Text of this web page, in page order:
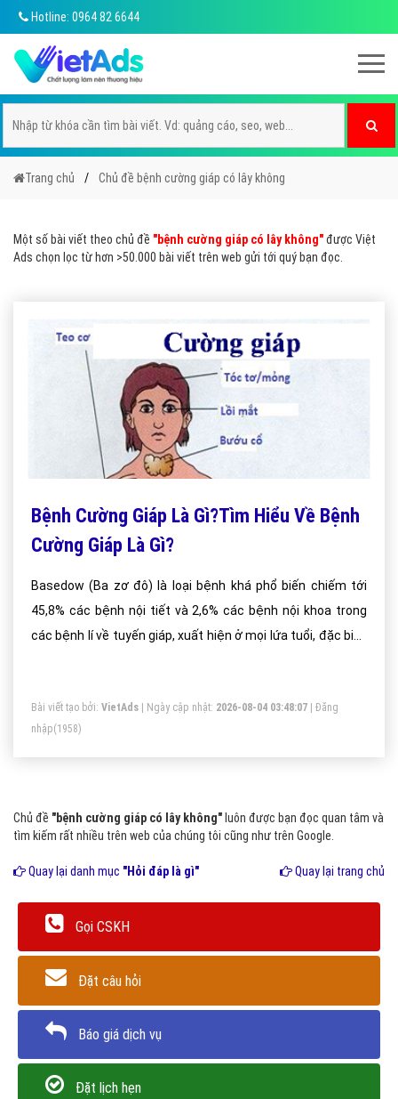
Hotline: 0964 82 6644
Trang chủ Chủ đề bệnh cường giáp có lây không
Một số bài viết theo chủ đề "bệnh cường giáp có lây không"được Việt
Ads chọn lọc từ hơn >50.000 bài viết trên web gửi tới quý bạn đọc.
Bệnh Cường Giáp Là Gì?Tìm Hiểu Về Bệnh
Cường Giáp Là Gì?
Basedow (Ba zơ đô) là loại bệnh khá phổ biến chiếm tới
45,8% các bệnh nội tiết và 2,6% các bệnh nội khoa trong
các bệnh lí về tuyến giáp, xuất hiện ở mọi lứa tuổi, đặc biệt
Bài viết tạo bởi: VietAds | Ngày cập nhật: 2026-08-04 03:48:07
Đăng
nhập(1958)
Chủ đề "bệnh cường giáp có lây không" luôn được bạn đọc quan tâm và
tìm kiếm rất nhiều trên web của chúng tôi cũng như trên Google.
Quay lại danh mục "Hỏi đáp là gì" Quay lại trang chủ
Gọi CSKH
Đặt câu hỏi
Báo giá dịch vụ
Đặt lịch hẹn